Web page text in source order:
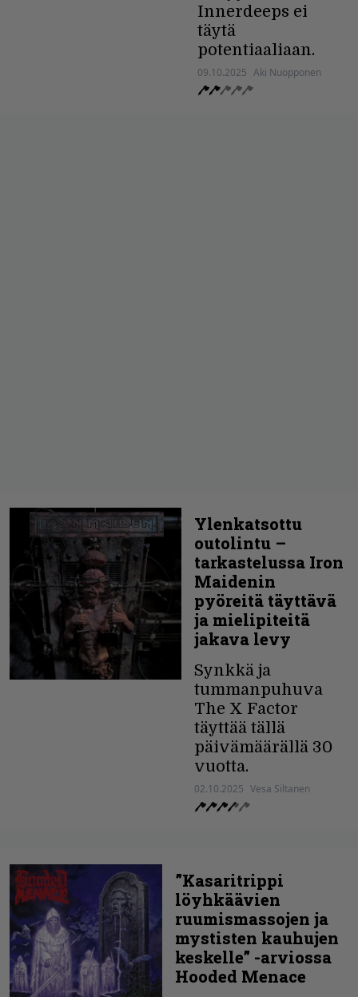
Innerdeeps ei
täytä
potentiaaliaan.
09.10.2025 Aki Nuopponen
Ylenkatsottu
outolintu –
tarkastelussa Iron
Maidenin
pyöreitä täyttävä
ja mielipiteitä
jakava levy
Synkkä ja
tummanpuhuva
The X Factor
täyttää tällä
päivämäärällä 30
vuotta.
02.10.2025 Vesa Siltanen
”Kasaritrippi
löyhkäävien
ruumismassojen ja
mystisten kauhujen
keskelle” -arviossa
Hooded Menace